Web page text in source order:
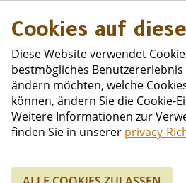
Bekijk alle
Cookies auf
Diese Website verwendet
bestmögliches Benutzererlebnis
ändern möchten, welche
können, ändern Sie die Cookie-
Weitere Informationen zur
finden Sie in unserer privacy-